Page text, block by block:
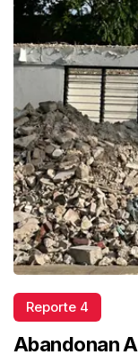
Reporte 4
Abandonan